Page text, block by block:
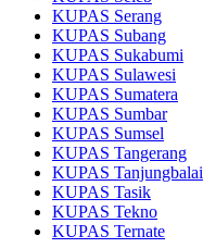
KUPAS Serang
KUPAS Subang
KUPAS Sukabumi
KUPAS Sulawesi
KUPAS Sumatera
KUPAS Sumbar
KUPAS Sumsel
KUPAS Tangerang
KUPAS Tanjungbalai
KUPAS Tasik
KUPAS Tekno
KUPAS Ternate